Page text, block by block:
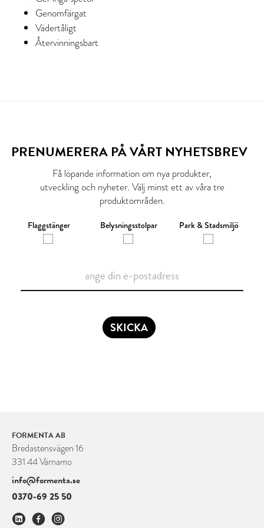
Genomfärgat
Vädertåligt
Återvinningsbart
PRENUMERERA PÅ VÅRT NYHETSBREV
Få löpande information om nya produkter,
utveckling och nyheter. Välj minst ett av våra tre
produktområden.
Flaggstänger Belysningsstolpar Park & Stadsmiljö
SKICKA
FORMENTA AB
Bredastensvägen 16
331 44 Värnamo
info@formenta.se
0370-69 25 50